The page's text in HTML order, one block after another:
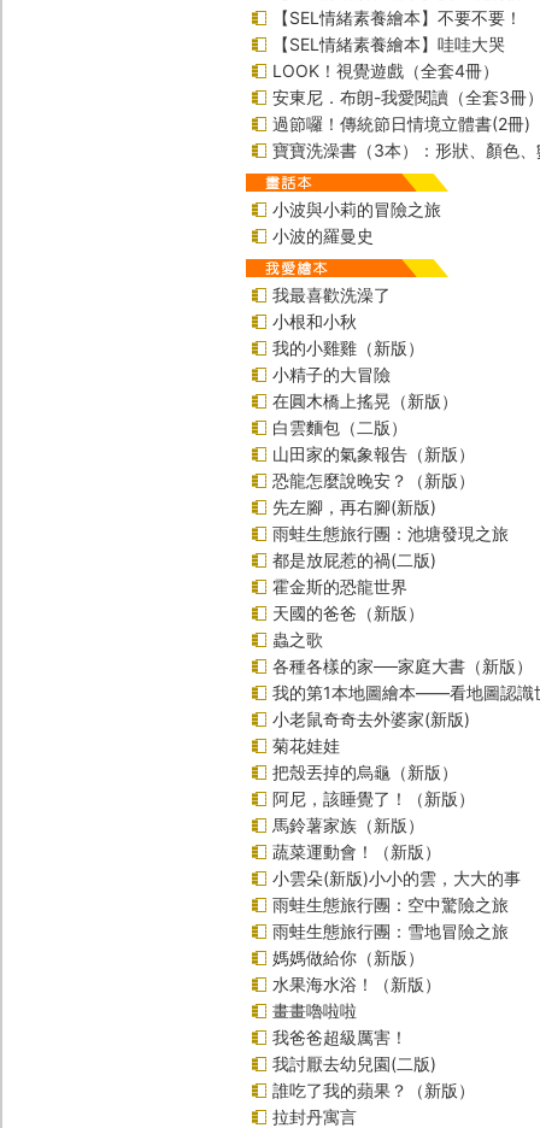
【SEL情緒素養繪本】不要不要！
【SEL情緒素養繪本】哇哇大哭
LOOK！視覺遊戲（全套4冊）
安東尼．布朗-我愛閱讀（全套3冊
過節囉！傳統節日情境立體書(2冊)
寶寶洗澡書（3本）：形狀、顏色、
小波與小莉的冒險之旅
小波的羅曼史
我最喜歡洗澡了
小根和小秋
我的小雞雞（新版）
小精子的大冒險
在圓木橋上搖晃（新版）
白雲麵包（二版）
山田家的氣象報告（新版）
恐龍怎麼說晚安？（新版）
先左腳，再右腳(新版)
雨蛙生態旅行團：池塘發現之旅
都是放屁惹的禍(二版)
霍金斯的恐龍世界
天國的爸爸（新版）
蟲之歌
各種各樣的家──家庭大書（新版）
我的第1本地圖繪本――看地圖認識
小老鼠奇奇去外婆家(新版)
菊花娃娃
把殼丟掉的烏龜（新版）
阿尼，該睡覺了！（新版）
馬鈴薯家族（新版）
蔬菜運動會！（新版）
小雲朵(新版)小小的雲，大大的事
雨蛙生態旅行團：空中驚險之旅
雨蛙生態旅行團：雪地冒險之旅
媽媽做給你（新版）
水果海水浴！（新版）
畫畫嚕啦啦
我爸爸超級厲害！
我討厭去幼兒園(二版)
誰吃了我的蘋果？（新版）
拉封丹寓言